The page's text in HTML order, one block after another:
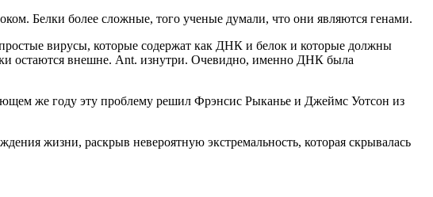
Белки более сложные, того ученые думали, что они являются генами.
вирусы, которые содержат как ДНК и белок и которые должны
остаются внешне. Ant. изнутри. Очевидно, именно ДНК была
же году эту проблему решил Фрэнсис Рыканье и Джеймс Уотсон из
жизни, раскрыв невероятную экстремальность, которая скрывалась